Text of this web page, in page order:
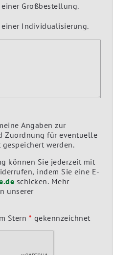
Großbestellung.
Individualisierung.
Angaben zur
Zuordnung für eventuelle
werden.
können Sie jederzeit mit
indem Sie eine E-
unserer
Stern * gekennzeichnet